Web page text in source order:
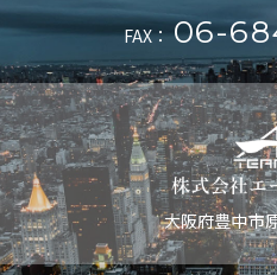
FAX：06-
大阪府豊中市